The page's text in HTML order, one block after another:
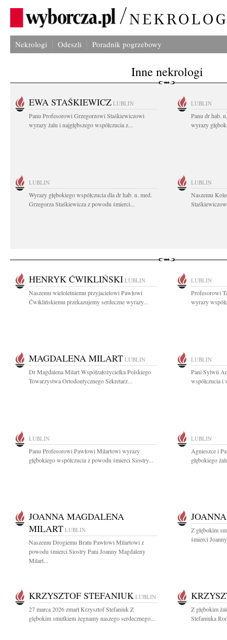
Nekrologi Odeszli Poradnik pogrzebowy
Inne nekrologi
EWA STAŚKIEWICZ LUBLIN
Panu Profesorowi Grzegorzowi Staśkiewiczowi
wyrazy żalu i najgłębszego współczucia z...
LUBLIN
Panu dr hab.
wyrazy
LUBLIN
Wyrazy głębokiego współczucia dla dr hab. n. med.
Grzegorza Staśkiewicza z powodu śmierci...
LUBLIN
Naszemu
HENRYK ĆWIKLIŃSKI LUBLIN
Naszemu wieloletniemu przyjacielowi Pawłowi
Ćwiklińskiemu przekazujemy serdeczne wyrazy...
LUBLIN
Profesorowi
wyrazy
MAGDALENA MILART LUBLIN
Dr Magdalena Milart Współzałożycielka Polskiego
Towarzystwa Ortodontycznego Sekretarz...
LUBLIN
Pani Sylwii
współczucia i
LUBLIN
Panu Profesorowi Pawłowi Milartowi wyrazy
głębokiego współczucia z powodu śmierci Siostry...
LUBLIN
Agnieszce i
głębokiego
JOANNA MAGDALENA
MILART LUBLIN
Naszemu Drogiemu Bratu Pawłowi Milartowi z
powodu śmierci Siostry Pani Joanny Magdaleny
Milart...
Z głębokim
śmierci
KRZYSZTOF STEFANIUK LUBLIN
27 marca 2026 zmarł Krzysztof Stefaniuk Z
glębokim smutkiem żegnamy naszego serdecznego...
Z głębokim
Stefaniuka